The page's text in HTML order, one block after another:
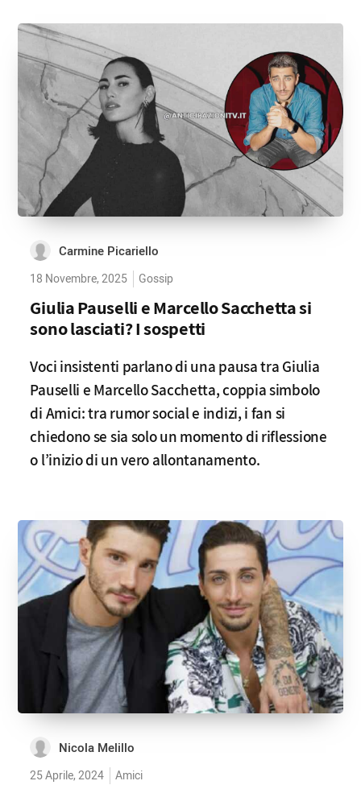
Carmine Picariello
18 Novembre, 2025 Gossip
Giulia Pauselli e Marcello Sacchetta si
sono lasciati? I sospetti
Voci insistenti parlano di una pausa tra Giulia
Pauselli e Marcello Sacchetta, coppia simbolo
di Amici: tra rumor social e indizi, i fan si
chiedono se sia solo un momento di riflessione
o l’inizio di un vero allontanamento.
Nicola Melillo
25 Aprile, 2024 Amici